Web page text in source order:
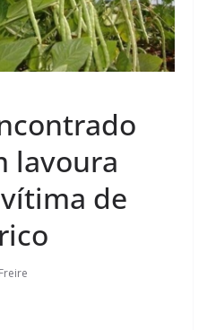
lavoura
de